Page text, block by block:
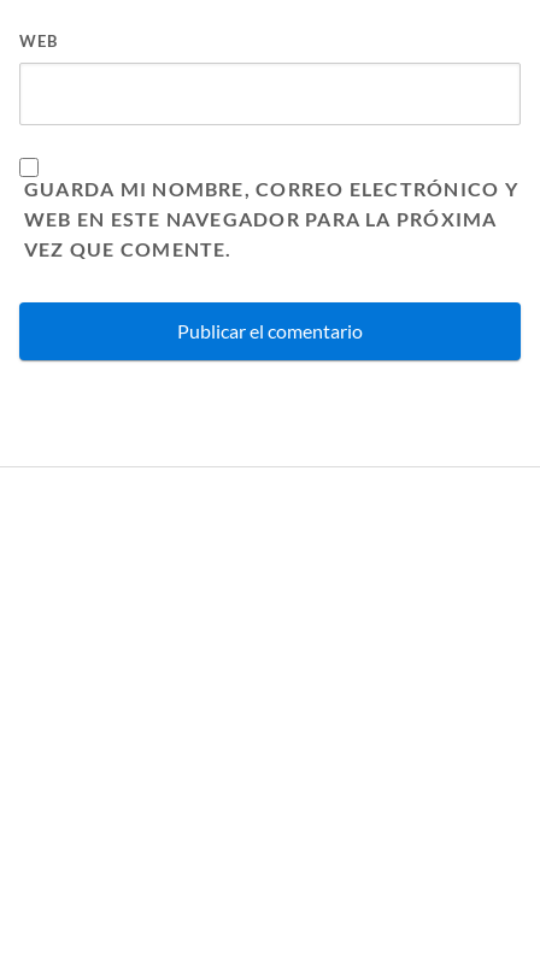
WEB
GUARDA MI NOMBRE, CORREO ELECTRÓNICO Y
WEB EN ESTE NAVEGADOR PARA LA PRÓXIMA
VEZ QUE COMENTE.